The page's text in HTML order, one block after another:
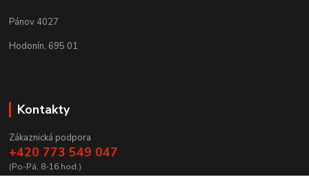
Pánov 4027
Hodonín, 695 01
Kontakty
Zákaznická podpora
+420 773 549 047
(Po-Pá, 8-16 hod.)